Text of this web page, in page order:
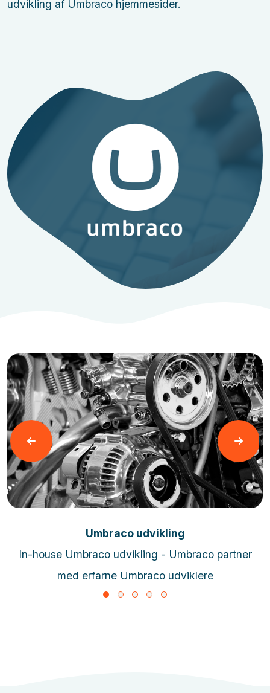
udvikling af Umbraco hjemmesider.
Læs mere
Umbraco udvikling
In-house Umbraco udvikling - Umbraco partner
med erfarne Umbraco udviklere